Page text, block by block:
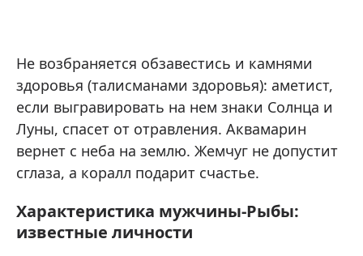
Не возбраняется обзавестись и камнями
здоровья (талисманами здоровья): аметист,
если выгравировать на нем знаки Солнца и
Луны, спасет от отравления. Аквамарин
вернет с неба на землю. Жемчуг не допустит
сглаза, а коралл подарит счастье.
Характеристика мужчины-Рыбы:
известные личности